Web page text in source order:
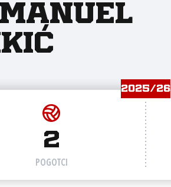
2025/26
2
POGOTCI